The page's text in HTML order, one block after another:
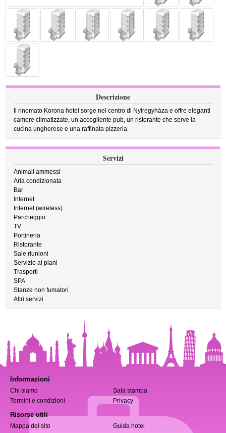
Descrizione
Il rinomato Korona hotel sorge nel centro di Nyíregyháza e offre eleganti
camere climatizzate, un accogliente pub, un ristorante che serve la
cucina ungherese e una raffinata pizzeria.
Servizi
Animali ammessi
Aria condizionata
Bar
Internet
Internet (wireless)
Parcheggio
TV
Portineria
Ristorante
Sale riunioni
Servizio ai piani
Trasporti
SPA
Stanze non fumatori
Altri servizi
Informazioni
Chi siamo
Sala stampa
Termini e condizioni
Privacy
Risorse utili
Mappa del sito
Guida hotel